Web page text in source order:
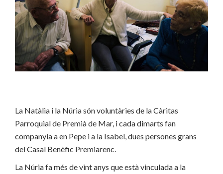
La Natàlia i la Núria són voluntàries de la Càritas
Parroquial de Premià de Mar, i cada dimarts fan
companyia a en Pepe i a la Isabel, dues persones grans
del Casal Benèfic Premiarenc.
La Núria fa més de vint anys que està vinculada a la